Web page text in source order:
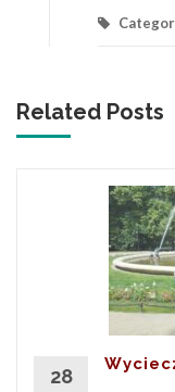
Related Posts
28